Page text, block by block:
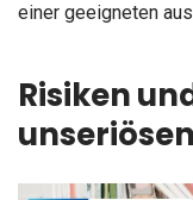
einer geeigneten
Risiken